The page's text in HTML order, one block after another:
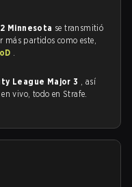
Minnesota se transmitió
más partidos como este,
.
League Major 3 , así
vivo, todo en Strafe.